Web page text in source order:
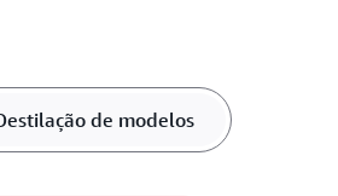
de modelos